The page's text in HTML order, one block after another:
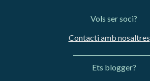
Vols ser soci?
Contacti amb nosaltres
Ets blogger?